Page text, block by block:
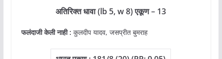
अतिरिक्त धावा(lb 5, w 8) एकूण – 13
फलंदाजी केली नाही : कुलदीप यादव, जसप्रीत बुमराह